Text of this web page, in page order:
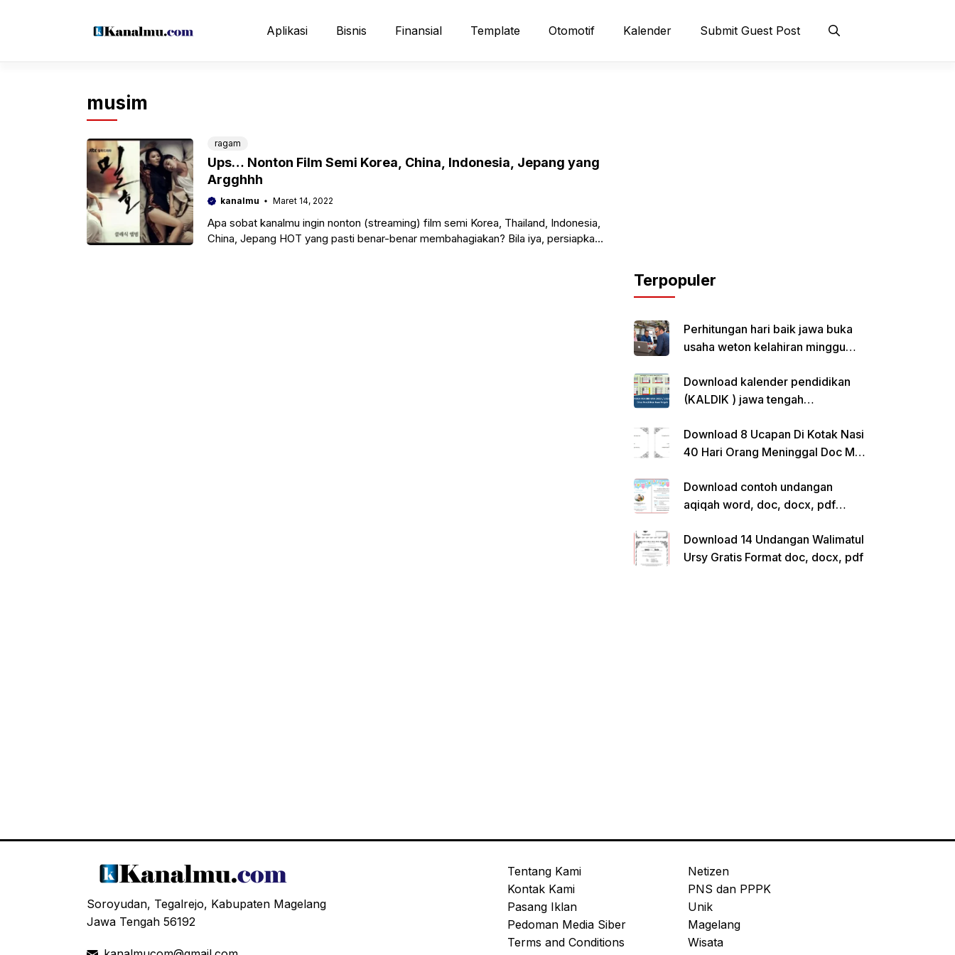
Aplikasi Bisnis Finansial Template Otomotif Kalender Submit Guest Post
musim
ragam
Ups… Nonton Film Semi Korea, China, Indonesia, Jepang yang
Argghhh
kanalmu Maret 14, 2022
Apa sobat kanalmu ingin nonton (streaming) film semi Korea, Thailand, Indonesia,
China, Jepang HOT yang pasti benar-benar membahagiakan? Bila iya, persiapkan
Terpopuler
Perhitungan hari baik jawa buka
usaha weton kelahiran minggu
Download kalender pendidikan
(KALDIK ) jawa tengah
Download 8 Ucapan Di Kotak Nasi
40 Hari Orang Meninggal Doc Ms.
Download contoh undangan
aqiqah word, doc, docx, pdf
Download 14 Undangan Walimatul
Ursy Gratis Format doc, docx, pdf
Soroyudan, Tegalrejo, Kabupaten Magelang
Jawa Tengah 56192
Tentang Kami
Kontak Kami
Pasang Iklan
Pedoman Media Siber
Terms and Conditions
Netizen
PNS dan PPPK
Unik
Magelang
Wisata